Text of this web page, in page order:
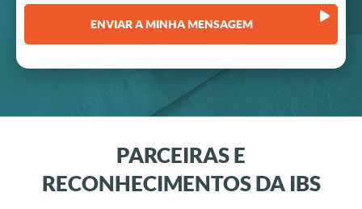
PARCEIRAS E
RECONHECIMENTOS DA IBS